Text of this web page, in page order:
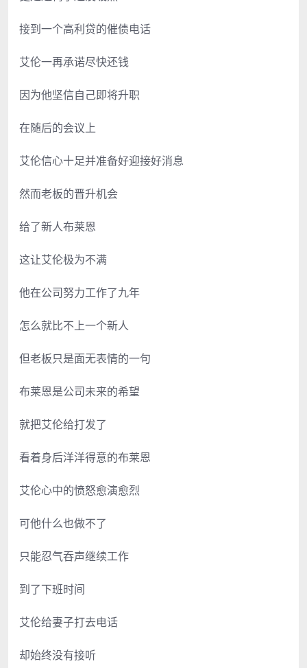
接到一个高利贷的催债电话
艾伦一再承诺尽快还钱
因为他坚信自己即将升职
在随后的会议上
艾伦信心十足并准备好迎接好消息
然而老板的晋升机会
给了新人布莱恩
这让艾伦极为不满
他在公司努力工作了九年
怎么就比不上一个新人
但老板只是面无表情的一句
布莱恩是公司未来的希望
就把艾伦给打发了
看着身后洋洋得意的布莱恩
艾伦心中的愤怒愈演愈烈
可他什么也做不了
只能忍气吞声继续工作
到了下班时间
艾伦给妻子打去电话
却始终没有接听